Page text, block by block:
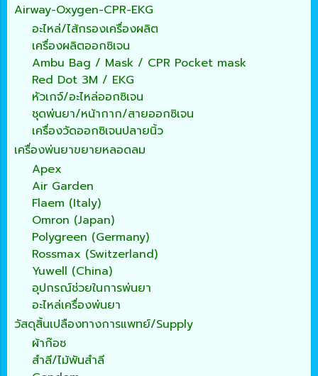
Airway-Oxygen-CPR-EKG
อะไหล่/ไส้กรองเครื่องผลิต
เครื่องผลิตออกซิเจน
Ambu Bag / Mask / CPR Pocket mask
Red Dot 3M / EKG
หัวเกจ์/อะไหล่ออกซิเจน
ชุดพ่นยา/หน้ากาก/สายออกซิเจน
เครื่องวัดออกซิเจนปลายนิ้ว
เครื่องพ่นยาขยายหลอดลม
Apex
Air Garden
Flaem (Italy)
Omron (Japan)
Polygreen (Germany)
Rossmax (Switzerland)
Yuwell (China)
อุปกรณ์ช่วยในการพ่นยา
อะไหล่เครื่องพ่นยา
วัสดุสิ้นเปลืองทางการแพทย์/Supply
ผ้าก๊อซ
สำลี/ไม้พันสำลี